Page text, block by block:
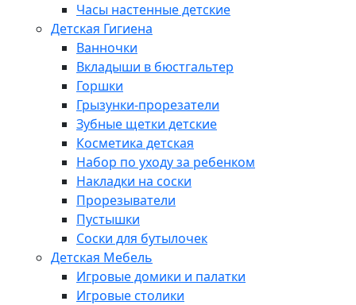
Часы настенные детские
Детская Гигиена
Ванночки
Вкладыши в бюстгальтер
Горшки
Грызунки-прорезатели
Зубные щетки детские
Косметика детская
Набор по уходу за ребенком
Накладки на соски
Прорезыватели
Пустышки
Соски для бутылочек
Детская Мебель
Игровые домики и палатки
Игровые столики